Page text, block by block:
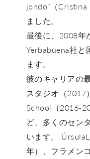
jondo”（
ました。
最後に、2008年
Yerbabuena社と
ます。
彼のキャリアの
スタジオ（2017
School（2016-
ど、多くのセン
います。
年）、フラメン